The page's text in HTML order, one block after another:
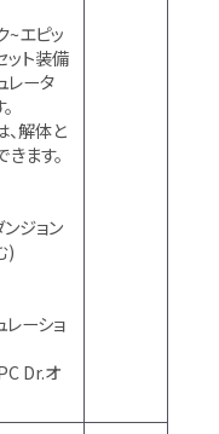
~エピッ
ット装備
レータ
解体と
ます。
ジョン
)
レーショ
Dr.オ